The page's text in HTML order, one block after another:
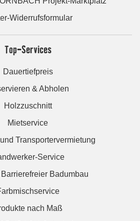
Widerrufsformular
Top-Services
Dauertiefpreis
& Abholen
Holzzuschnitt
Mietservice
Transportervermietung
Service
Badumbau
nach Maß